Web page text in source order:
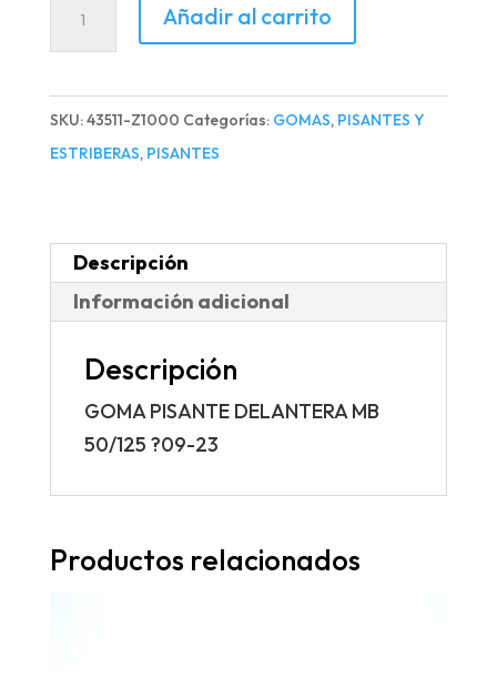
MB
23
cantidad
Añadir al carrito
SKU:43511-Z1000 Categorías: GOMAS, PISANTES Y
ESTRIBERAS, PISANTES
Descripción
Información adicional
Descripción
GOMA PISANTE DELANTERA MB
50/125 ?09-23
Productos relacionados